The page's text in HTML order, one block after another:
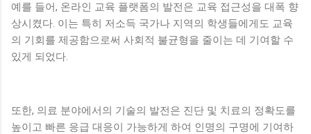
예를 들어, 온라인 교육 플랫폼의 발전은 교육 접근성을 대폭 향
상시켰다. 이는 특히 저소득 국가나 지역의 학생들에게도 교육
의 기회를 제공함으로써 사회적 불균형을 줄이는 데 기여할 수
있게 되었다.
또한, 의료 분야에서의 기술의 발전은 진단 및 치료의 정확도를
높이고 빠른 응급 대응이 가능하게 하여 인명의 구명에 기여하